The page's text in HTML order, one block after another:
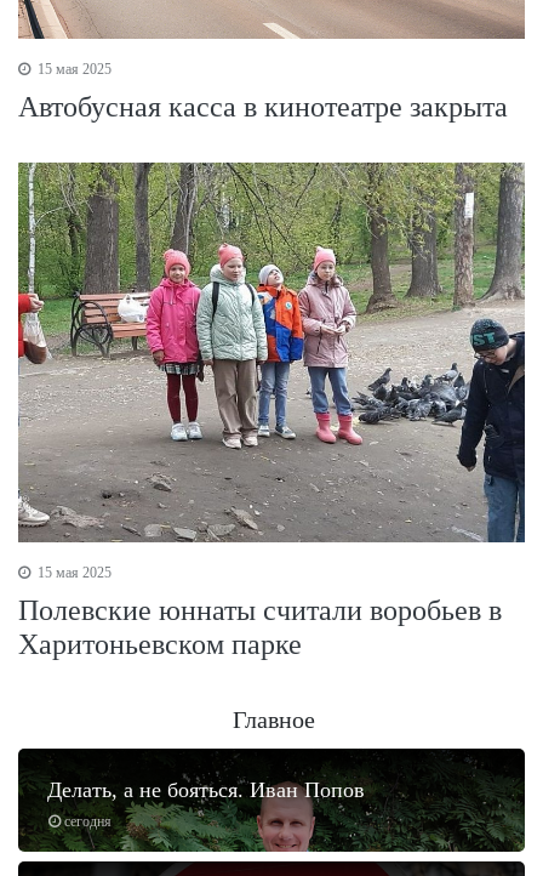
15 мая 2025
Автобусная касса в кинотеатре закрыта
15 мая 2025
Полевские юннаты считали воробьев в
Харитоньевском парке
Главное
сегодня
Делать, а не бояться. Иван Попов